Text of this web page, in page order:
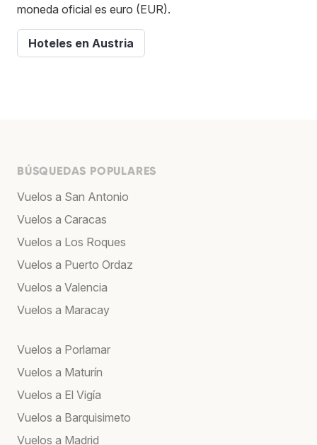
moneda oficial es euro (EUR).
Hoteles en Austria
BÚSQUEDAS POPULARES
Vuelos a San Antonio
Vuelos a Caracas
Vuelos a Los Roques
Vuelos a Puerto Ordaz
Vuelos a Valencia
Vuelos a Maracay
Vuelos a Porlamar
Vuelos a Maturín
Vuelos a El Vigía
Vuelos a Barquisimeto
Vuelos a Madrid